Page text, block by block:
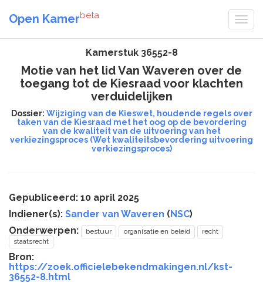
Open Kamerbeta
Kamerstuk 36552-8
Motie van het lid Van Waveren over de
toegang tot de Kiesraad voor klachten
verduidelijken
Dossier: Wijziging van de Kieswet, houdende regels over
taken van de Kiesraad met het oog op de bevordering
van de kwaliteit van de uitvoering van het
verkiezingsproces (Wet kwaliteitsbevordering uitvoering
verkiezingsproces)
Gepubliceerd: 10 april 2025
Indiener(s): Sander van Waveren (NSC)
Onderwerpen:
bestuur organisatie en beleid
recht
staatsrecht
Bron:
https://zoek.officielebekendmakingen.nl/kst-
36552-8.html